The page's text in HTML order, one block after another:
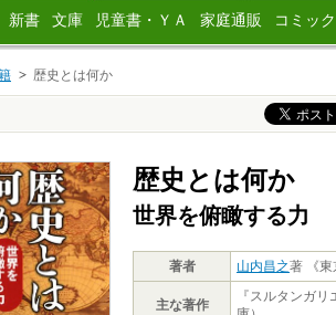
新書 文庫 児童書・ＹＡ 家庭通販 コミック
歴史とは何か
歴史とは何か
世界を俯瞰する力
著者 山内昌之著 《東
主な著作
『スルタンガ